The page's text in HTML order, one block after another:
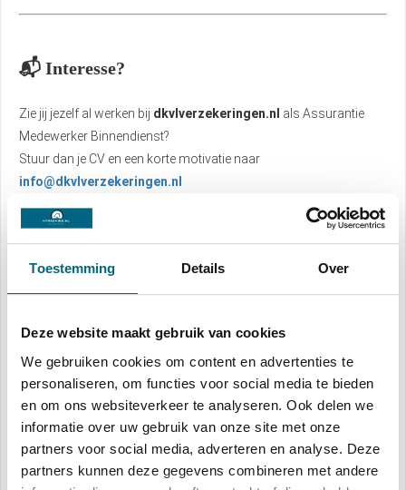
Toestemming Details Over
Deze website maakt gebruik van cookies
We gebruiken cookies om content en advertenties te
personaliseren, om functies voor social media te bieden
en om ons websiteverkeer te analyseren. Ook delen we
informatie over uw gebruik van onze site met onze
partners voor social media, adverteren en analyse. Deze
partners kunnen deze gegevens combineren met andere
📬 Interesse?
Zie jij jezelf al werken bij dkvlverzekeringen.nl als Assurantie
Medewerker Binnendienst?
Stuur dan je CV en een korte motivatie naar
info@dkvlverzekeringen.nl
We kijken ernaar uit je te ontmoeten! 😊
Over de schrijver
Patrick van Laarhoven
Website